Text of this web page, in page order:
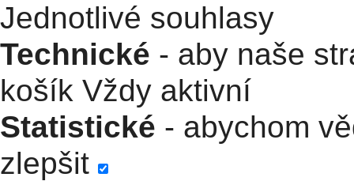
Jednotlivé souhlasy
Technické - aby naše
košík Vždy aktivní
Statistické - abychom
zlepšit